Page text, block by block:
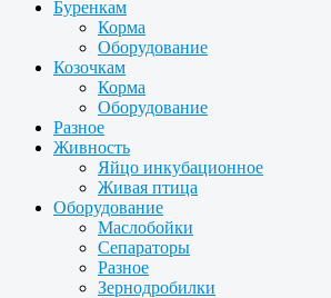
Буренкам
Корма
Оборудование
Козочкам
Корма
Оборудование
Разное
Живность
Яйцо инкубационное
Живая птица
Оборудование
Маслобойки
Сепараторы
Разное
Зернодробилки